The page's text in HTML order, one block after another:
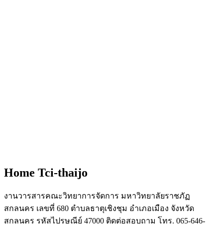
Home Tci-thaijo
งานวารสารคณะวิทยาการจัดการ มหาวิทยาลัยราชภัฏ
สกลนคร เลขที่ 680 ตำบลธาตุเชิงชุม อำเภอเมือง จังหวัด
สกลนคร รหัสไปรษณีย์ 47000 ติดต่อสอบถาม โทร. 065-646-